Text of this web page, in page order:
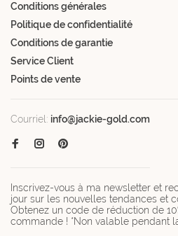
Conditions générales
Politique de confidentialité
Conditions de garantie
Service Client
Points de vente
Courriel: info@jackie-gold.com
Inscrivez-vous à ma newsletter et
jour sur les nouvelles tendances et
Obtenez un code de réduction de
commande ! *Non valable pendant